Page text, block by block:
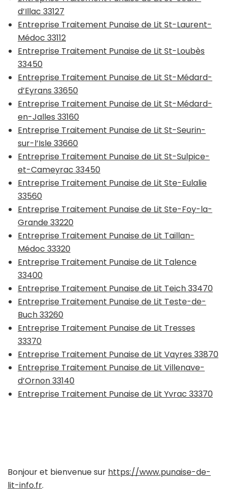
d’Illac 33127
Entreprise Traitement Punaise de Lit St-Laurent-
Médoc 33112
Entreprise Traitement Punaise de Lit St-Loubès
33450
Entreprise Traitement Punaise de Lit St-Médard-
d’Eyrans 33650
Entreprise Traitement Punaise de Lit St-Médard-
en-Jalles 33160
Entreprise Traitement Punaise de Lit St-Seurin-
sur-l’Isle 33660
Entreprise Traitement Punaise de Lit St-Sulpice-
et-Cameyrac 33450
Entreprise Traitement Punaise de Lit Ste-Eulalie
33560
Entreprise Traitement Punaise de Lit Ste-Foy-la-
Grande 33220
Entreprise Traitement Punaise de Lit Taillan-
Médoc 33320
Entreprise Traitement Punaise de Lit Talence
33400
Entreprise Traitement Punaise de Lit Teich 33470
Entreprise Traitement Punaise de Lit Teste-de-
Buch 33260
Entreprise Traitement Punaise de Lit Tresses
33370
Entreprise Traitement Punaise de Lit Vayres 33870
Entreprise Traitement Punaise de Lit Villenave-
d’Ornon 33140
Entreprise Traitement Punaise de Lit Yvrac 33370
Bonjour et bienvenue sur https://www.punaise-de-
lit-info.fr.